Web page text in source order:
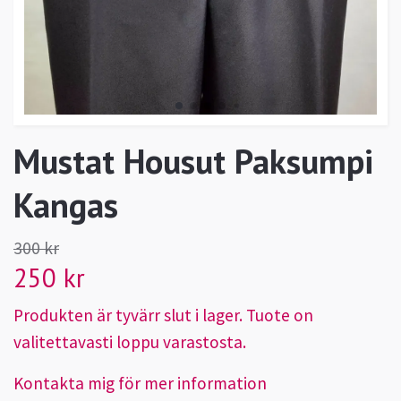
Mustat Housut Paksumpi
Kangas
300 kr
250 kr
Produkten är tyvärr slut i lager. Tuote on
valitettavasti loppu varastosta.
Kontakta mig för mer information